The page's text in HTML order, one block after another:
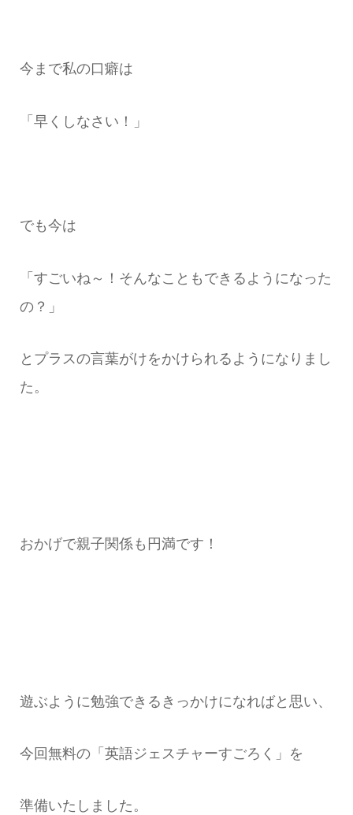
今まで私の口癖は
「早くしなさい！」
でも今は
「すごいね～！そんなこともできるようになった
の？」
とプラスの言葉がけをかけられるようになりまし
た。
おかげで親子関係も円満です！
遊ぶように勉強できるきっかけになればと思い、
今回無料の「英語ジェスチャーすごろく」を
準備いたしました。